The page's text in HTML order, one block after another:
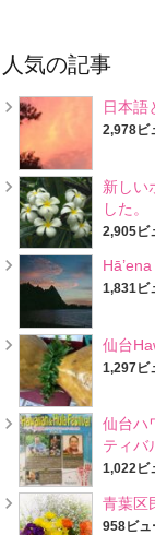
人気の記事
日本語
2,978ビ
新しい
した。
2,905ビ
Hā’ena
1,831ビ
仙台
1,297ビ
仙台ハ
ティバ
1,022ビ
青葉区
958ビュ